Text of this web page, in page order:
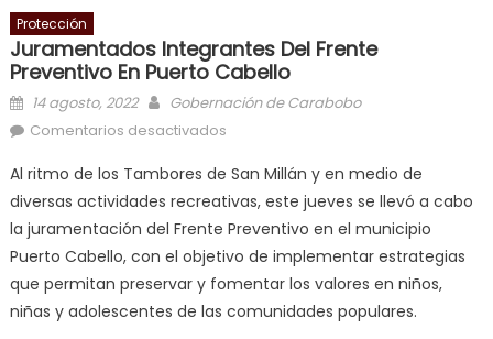
Protección
Juramentados Integrantes Del Frente
Preventivo En Puerto Cabello
Posted on
14 agosto, 2022 Author
Gobernación de Carabobo
Comentarios desactivados
Al ritmo de los Tambores de San Millán y en medio de
diversas actividades recreativas, este jueves se llevó a cabo
la juramentación del Frente Preventivo en el municipio
Puerto Cabello, con el objetivo de implementar estrategias
que permitan preservar y fomentar los valores en niños,
niñas y adolescentes de las comunidades populares.